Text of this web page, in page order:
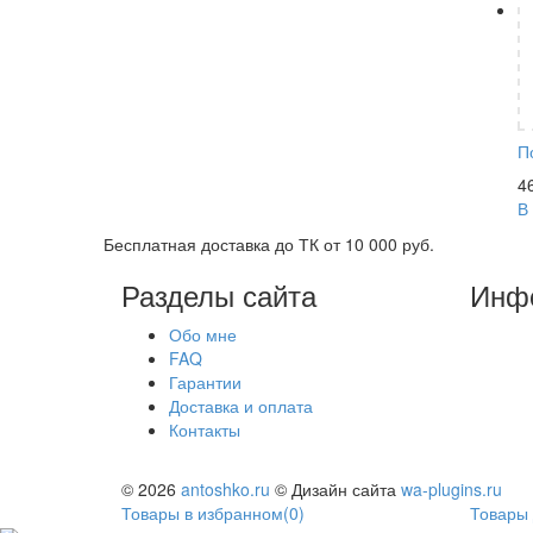
В
Бесплатная доставка до ТК от 10 000 руб.
Разделы сайта
Обо мне
FAQ
Гарантии
Доставка и оплата
Контакты
© 2026 antoshko.ru © Дизайн сайта wa-plugins.ru
Товары в избранном(0) Товары